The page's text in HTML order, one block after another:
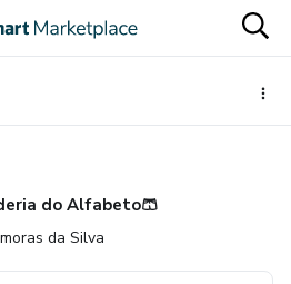
do Alfabeto🩳
da Silva